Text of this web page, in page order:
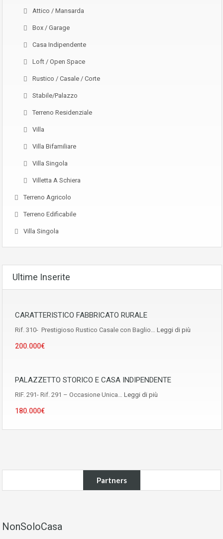
Attico / Mansarda
Box / Garage
Casa Indipendente
Loft / Open Space
Rustico / Casale / Corte
Stabile/Palazzo
Terreno Residenziale
Villa
Villa Bifamiliare
Villa Singola
Villetta A Schiera
Terreno Agricolo
Terreno Edificabile
Villa Singola
Ultime Inserite
CARATTERISTICO FABBRICATO RURALE
Rif. 310- Prestigioso Rustico Casale con Baglio… Leggi di più
200.000€
PALAZZETTO STORICO E CASA INDIPENDENTE
RIF. 291- Rif. 291 – Occasione Unica… Leggi di più
180.000€
Partners
NonSoloCasa